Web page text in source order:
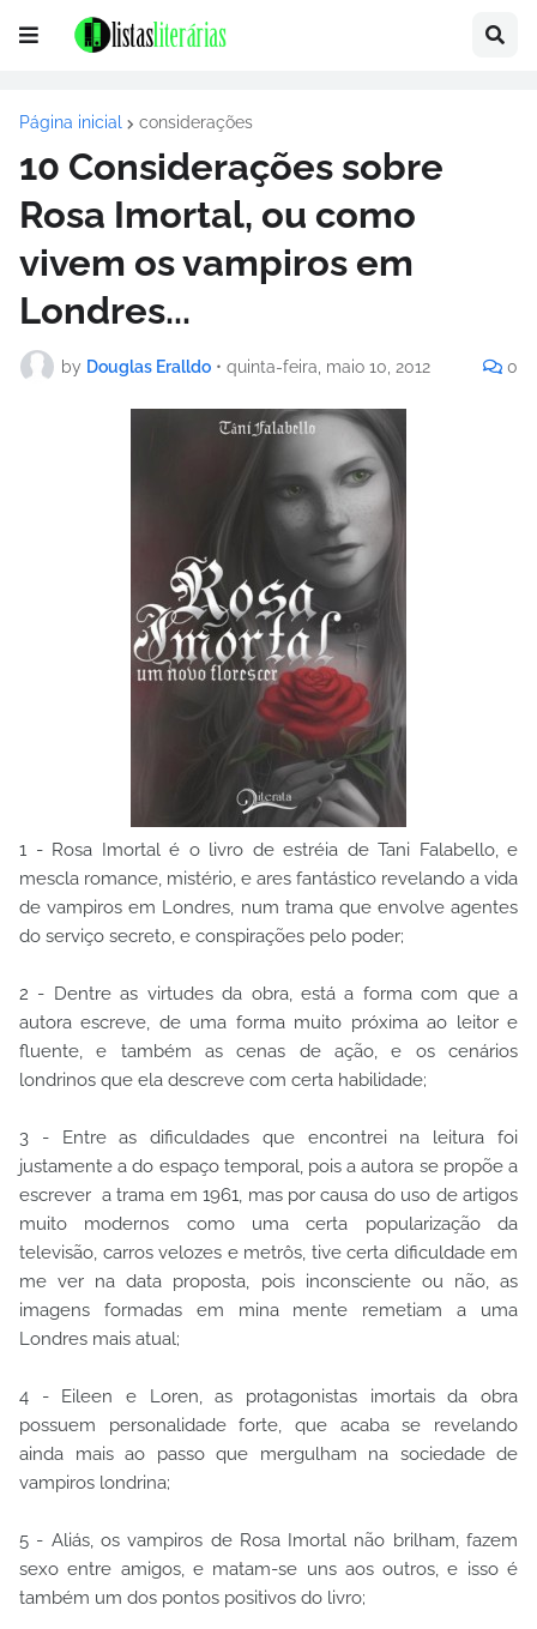
Página inicial considerações
10 Considerações sobre
Rosa Imortal, ou como
vivem os vampiros em
Londres...
by Douglas Eralldo • quinta-feira, maio 10, 2012 0
1 - Rosa Imortal é o livro de estréia de Tani Falabello, e
mescla romance, mistério, e ares fantástico revelando a vida
de vampiros em Londres, num trama que envolve agentes
do serviço secreto, e conspirações pelo poder;
2 - Dentre as virtudes da obra, está a forma com que a
autora escreve, de uma forma muito próxima ao leitor e
fluente, e também as cenas de ação, e os cenários
londrinos que ela descreve com certa habilidade;
3 - Entre as dificuldades que encontrei na leitura foi
justamente a do espaço temporal, pois a autora se propõe a
escrever a trama em 1961, mas por causa do uso de artigos
muito modernos como uma certa popularização da
televisão, carros velozes e metrôs, tive certa dificuldade em
me ver na data proposta, pois inconsciente ou não, as
imagens formadas em mina mente remetiam a uma
Londres mais atual;
4 - Eileen e Loren, as protagonistas imortais da obra
possuem personalidade forte, que acaba se revelando
ainda mais ao passo que mergulham na sociedade de
vampiros londrina;
5 - Aliás, os vampiros de Rosa Imortal não brilham, fazem
sexo entre amigos, e matam-se uns aos outros, e isso é
também um dos pontos positivos do livro;